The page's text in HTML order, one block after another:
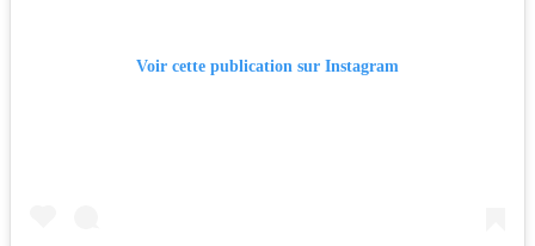
Voir cette publication sur Instagram